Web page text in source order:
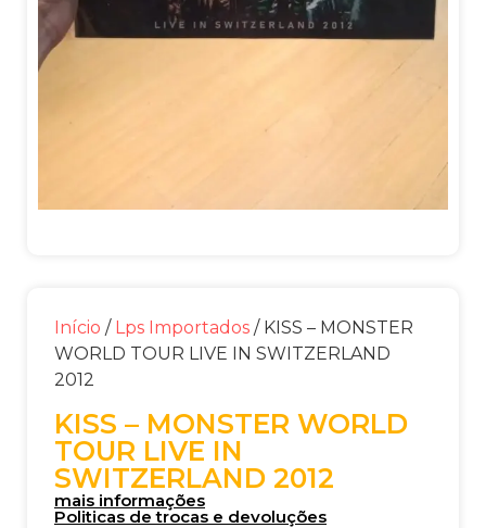
Início / Lps Importados / KISS – MONSTER
WORLD TOUR LIVE IN SWITZERLAND
2012
KISS – MONSTER WORLD
TOUR LIVE IN
SWITZERLAND 2012
mais informações
Politicas de trocas e devoluções